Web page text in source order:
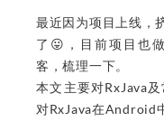
最近因为项目上线，
了😛，目前项目也
客，梳理一下。
本文主要对RxJava
对RxJava在Android